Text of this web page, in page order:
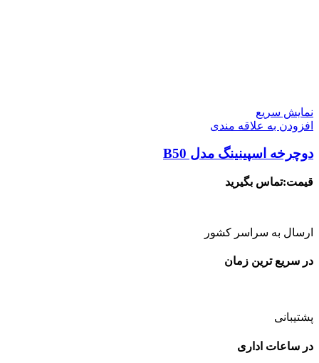
نمایش سریع
افزودن به علاقه مندی
دوچرخه اسپینینگ مدل B50
قیمت:تماس بگیرید
ارسال به سراسر کشور
در سریع ترین زمان
پشتیبانی
در ساعات اداری